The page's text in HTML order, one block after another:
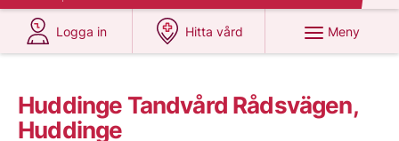
Logga in
på 1177.se
Hitta vård
på 1177.se
Meny
Huddinge Tandvård Rådsvägen,
Huddinge